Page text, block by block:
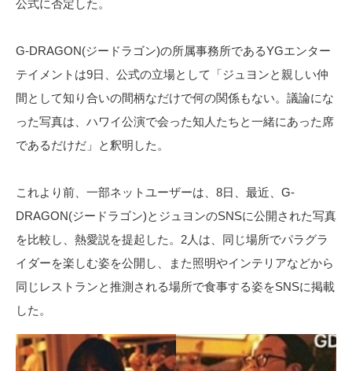
公式に否定した。
G-DRAGON(ジードラゴン)の所属事務所であるYGエンター
テイメントは9日、公式の立場として「ジュヨンと親しい仲
間として知り合いの間柄なだけで何の関係もない。議論にな
った写真は、ハワイ公演で会った知人たちと一緒にあった席
であるだけだ」と釈明した。
これより前、一部ネットユーザーは、8日、最近、G-
DRAGON(ジードラゴン)とジュヨンのSNSに公開された写真
を比較し、熱愛説を提起した。2人は、同じ場所でパラグラ
イダーを楽しむ姿を公開し、また照明やインテリアなどから
同じレストランと推測される場所で食事する姿をSNSに掲載
した。